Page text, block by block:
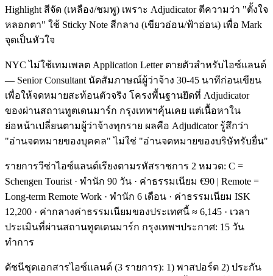
Highlight สีจัด (เหลือง/ชมพู) เพราะ Adjudicator ตีความว่า "ตั้งใจ
หลอกตา" ใช้ Sticky Note สีกลาง (เขียวอ่อน/ฟ้าอ่อน) เพื่อ Mark
จุดเป็นหัวใจ
NYC ไม่ใช้เทมเพลต Application Letter ตายตัวสำหรับไอซ์แลนด์
— Senior Consultant นัดสัมภาษณ์ผู้ว่าจ้าง 30-45 นาทีก่อนเขียน
เพื่อให้จดหมายสะท้อนตัวจริง โครงพื้นฐานยึดที่ Adjudicator
ของผ่านสถานทูตเดนมาร์ก กรุงเทพฯคุ้นเคย แต่เนื้อหาใน
ย่อหน้าเปลี่ยนตามผู้ว่าจ้างทุกราย ผลคือ Adjudicator รู้สึกว่า
"อ่านจดหมายของบุคคล" ไม่ใช่ "อ่านจดหมายของบริษัทรับยื่น"
รายการวีซ่าไอซ์แลนด์เรียงตามรหัสราชการ 2 หมวด: C =
Schengen Tourist · พำนัก 90 วัน · ค่าธรรมเนียม €90 | Remote =
Long-term Remote Work · พำนัก 6 เดือน · ค่าธรรมเนียม ISK
12,200 · ค่ากลางค่าธรรมเนียมของประเทศนี้ ≈ 6,145 · เวลา
ประเมินที่ผ่านสถานทูตเดนมาร์ก กรุงเทพฯประกาศ: 15 วัน
ทำการ
ดัชนีชุดเอกสารไอซ์แลนด์ (3 รายการ): 1) พาสปอร์ต 2) ประกัน